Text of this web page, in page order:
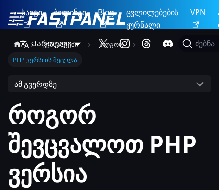
საიტი ბილინგი Blog
ცვლილებების
ჟურნალი
VPN
Ქართული
ძებნა
ვებსაიტები
როგორ
PHP ვერსიის შეცვლა
ამ გვერდზე
როგორ
შევცვალოთ PHP
ვერსია